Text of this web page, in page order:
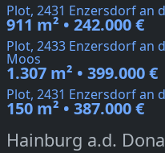
Plot, 2431 Enzersdorf an
911 m² • 242.000 €
Plot, 2433 Enzersdorf an
Moos
1.307 m² • 399.000 €
Plot, 2431 Enzersdorf an
150 m² • 387.000 €
Hainburg a.d.